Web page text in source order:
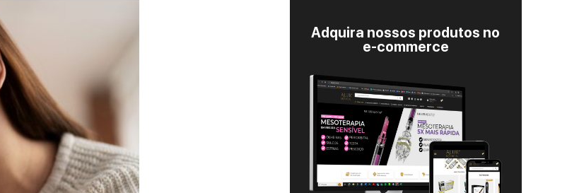
Adquira nossos produtos no
e-commerce